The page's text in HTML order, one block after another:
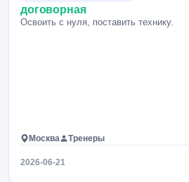
договорная
Освоить с нуля, поставить технику.
Москва Тренеры
2026-06-21